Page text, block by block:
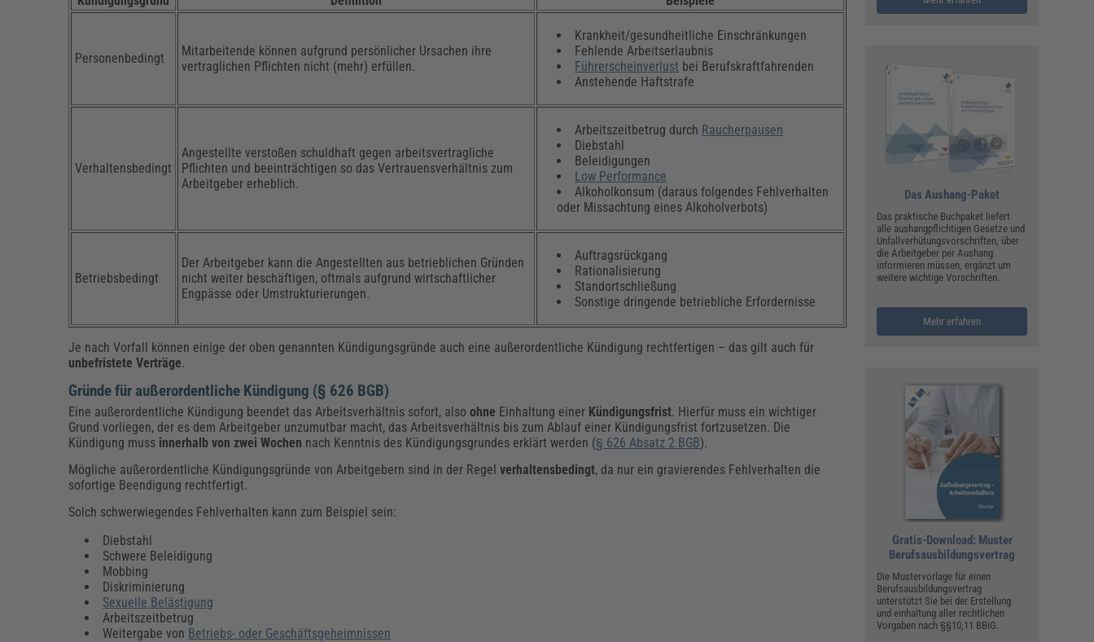
Personenbedingt
Mitarbeitende können aufgrund persönlicher Ursachen ihre
vertraglichen Pflichten nicht (mehr) erfüllen.
Krankheit/gesundheitliche Einschränkungen
Fehlende Arbeitserlaubnis
Führerscheinverlust bei Berufskraftfahrenden
Anstehende Haftstrafe
Verhaltensbedingt
Angestellte verstoßen schuldhaft gegen arbeitsvertragliche
Pflichten und beeinträchtigen so das Vertrauensverhältnis zum
Arbeitgeber erheblich.
Arbeitszeitbetrug durch Raucherpausen
Diebstahl
Beleidigungen
Low Performance
Alkoholkonsum (daraus folgendes Fehlverhalten
oder Missachtung eines Alkoholverbots)
Betriebsbedingt
Der Arbeitgeber kann die Angestellten aus betrieblichen Gründen
nicht weiter beschäftigen, oftmals aufgrund wirtschaftlicher
Engpässe oder Umstrukturierungen.
Auftragsrückgang
Rationalisierung
Standortschließung
Sonstige dringende betriebliche Erfordernisse
Je nach Vorfall können einige der oben genannten Kündigungsgründe auch eine außerordentliche Kündigung rechtfertigen – das gilt auch für
unbefristete Verträge.
Gründe für außerordentliche Kündigung (§ 626 BGB)
Eine außerordentliche Kündigung beendet das Arbeitsverhältnis sofort, alsoohne Einhaltung einer Kündigungsfrist. Hierfür muss ein wichtiger
Grund vorliegen, der es dem Arbeitgeber unzumutbar macht, das Arbeitsverhältnis bis zum Ablauf einer Kündigungsfrist fortzusetzen. Die
Kündigung muss innerhalb von zwei Wochen nach Kenntnis des Kündigungsgrundes erklärt werden (§ 626 Absatz 2 BGB).
Mögliche außerordentliche Kündigungsgründe von Arbeitgebern sind in der Regelverhaltensbedingt, da nur ein gravierendes Fehlverhalten die
sofortige Beendigung rechtfertigt.
Solch schwerwiegendes Fehlverhalten kann zum Beispiel sein:
Diebstahl
Schwere Beleidigung
Mobbing
Diskriminierung
Sexuelle Belästigung
Arbeitszeitbetrug
Weitergabe von Betriebs- oder Geschäftsgeheimnissen
Das Aushang-Paket
Das praktische Buchpaket liefert
alle aushangpflichtigen Gesetze und
Unfallverhütungsvorschriften, über
die Arbeitgeber per Aushang
informieren müssen, ergänzt um
weitere wichtige Vorschriften.
Mehr erfahren
Gratis-Download: Muster
Berufsausbildungsvertrag
Die Mustervorlage für einen
Berufsausbildungsvertrag
unterstützt Sie bei der Erstellung
und einhaltung aller rechtlichen
Vorgaben nach §§10,11 BBiG.